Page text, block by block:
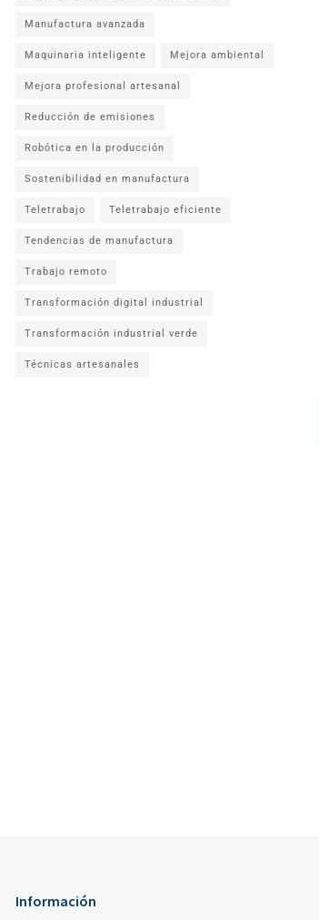
Manufactura avanzada
Maquinaria inteligente Mejora ambiental
Mejora profesional artesanal
Reducción de emisiones
Robótica en la producción
Sostenibilidad en manufactura
Teletrabajo Teletrabajo eficiente
Tendencias de manufactura
Trabajo remoto
Transformación digital industrial
Transformación industrial verde
Técnicas artesanales
Información